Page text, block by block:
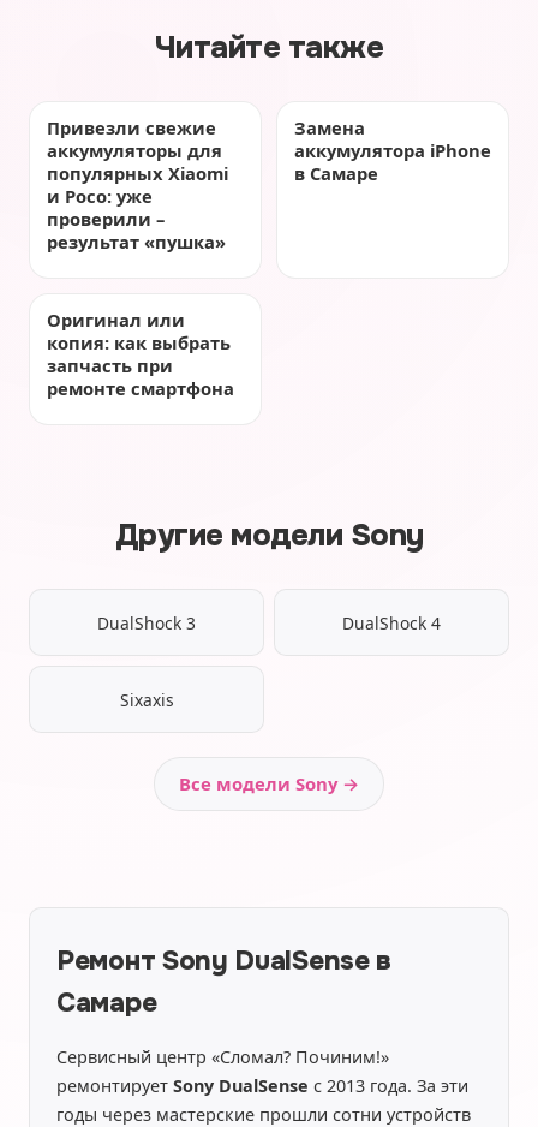
Читайте также
Привезли свежие
аккумуляторы для
популярных Xiaomi
и Poco: уже
проверили –
результат «пушка»
Замена
аккумулятора iPhone
в Самаре
Оригинал или
копия: как выбрать
запчасть при
ремонте смартфона
Другие модели Sony
DualShock 3 DualShock 4
Sixaxis
Все модели Sony →
Ремонт Sony DualSense в
Самаре
Сервисный центр «Сломал? Починим!»
ремонтирует Sony DualSense с 2013 года. За эти
годы через мастерские прошли сотни устройств